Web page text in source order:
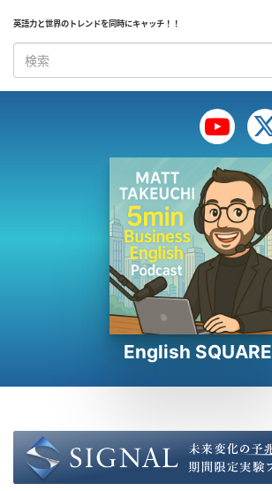
英語力と世界のトレンドを同時にキャッチ！！
English SQUARE